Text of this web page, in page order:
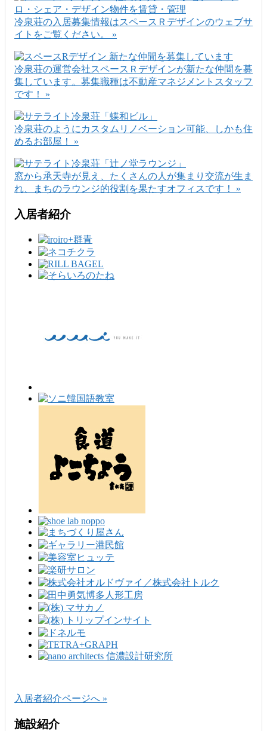
冷泉荘の入居募集情報はスペースＲデザインのウェブサ
イトをご覧ください。 »
冷泉荘の運営会社スペースＲデザインが新たな仲間を募
集しています。募集職種は不動産マネジメントスタッフ
です！ »
冷泉荘のようにカスタムリノベーション可能、しかも住
めるお部屋！ »
窓から承天寺が見え、たくさんの人が集まり交流が生ま
れ、まちのラウンジ的役割を果たすオフィスです！ »
入居者紹介
入居者紹介ページへ »
施設紹介